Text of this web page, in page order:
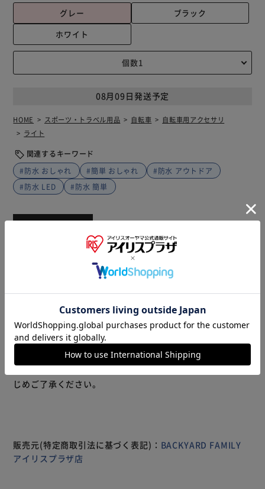
グレー
ブラック
ホワイト
08月09日発送予定
HOME スポーツ・トラベル用品 自転車
自転車用アクセサリ
ライト
関連するキーワード
#防水 おしゃれ
#簡単 おしゃれ
#防水 アウトドア
#防水 LED
#防水 簡単
商品説明 仕様・サイズ 商品レビュー
工具不要で、簡単に取り外しができるハイグレード2、自転
車用LED Light JIS規格の明るさ基準に適合。最大870カン
デラ、100ルーメンの明るさ。 ＩＰ４４生活防水採用（完全
防水ではありません） ライト本体後部にあるスイッチを長
押しするだけで、点灯／消灯 点灯中、本体後部スイッチを1
回押すごとに「点灯→弱点灯→点滅」の3パターンを繰り返
す ライトの横からでも光が見える安心設計 単4型アルカリ乾
電池3本を使用し、ランプの頭をひねるだけで電池交換でき
る 【商品配送について】 配送番号なしの配送になります。
もっと見る
じめご了承ください。
販売元(特定商取引法に基づく表記)： BACKYARD FAMILY
アイリスプラザ店